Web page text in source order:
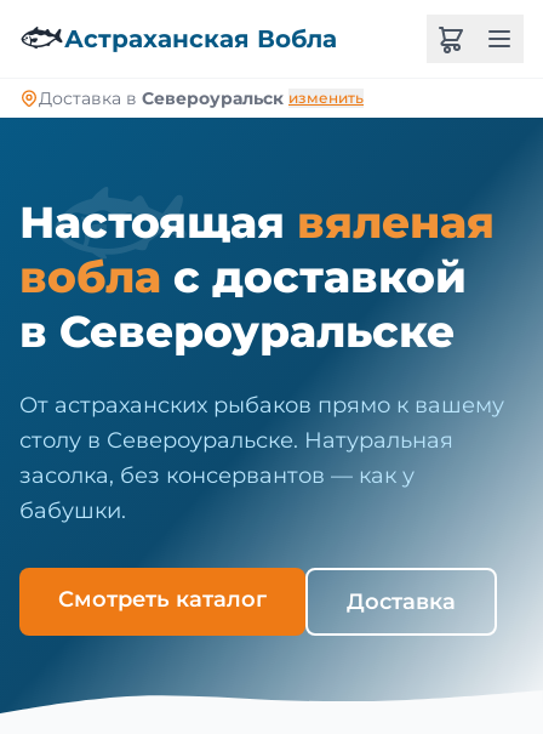
🐟Астраханская Вобла
Доставка в Североуральск изменить
🐟
Настоящая вяленая
вобла с доставкой
в Североуральске
От астраханских рыбаков прямо к вашему
столу в Североуральске. Натуральная
засолка, без консервантов — как у
бабушки.
Смотреть каталог Доставка